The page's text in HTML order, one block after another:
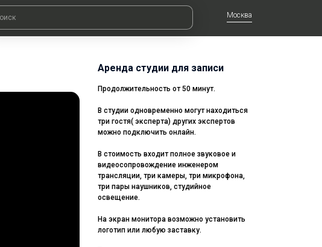
Москва
Аренда студии для записи
Продолжительность от 50 минут.
В студии одновременно могут находиться
три гостя( эксперта) других экспертов
можно подключить онлайн.
В стоимость входит полное звуковое и
видеосопровождение инженером
трансляции, три камеры, три микрофона,
три пары наушников, студийное
освещение.
На экран монитора возможно установить
логотип или любую заставку.